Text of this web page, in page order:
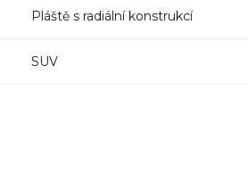
Pláště s radiální konstrukcí
SUV